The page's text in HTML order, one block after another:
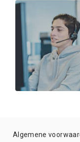
Algemene